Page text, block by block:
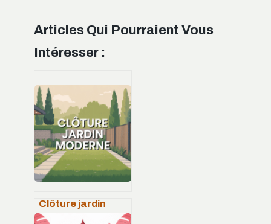
Articles Qui Pourraient Vous
Intéresser :
Clôture jardin
moderne : idées,